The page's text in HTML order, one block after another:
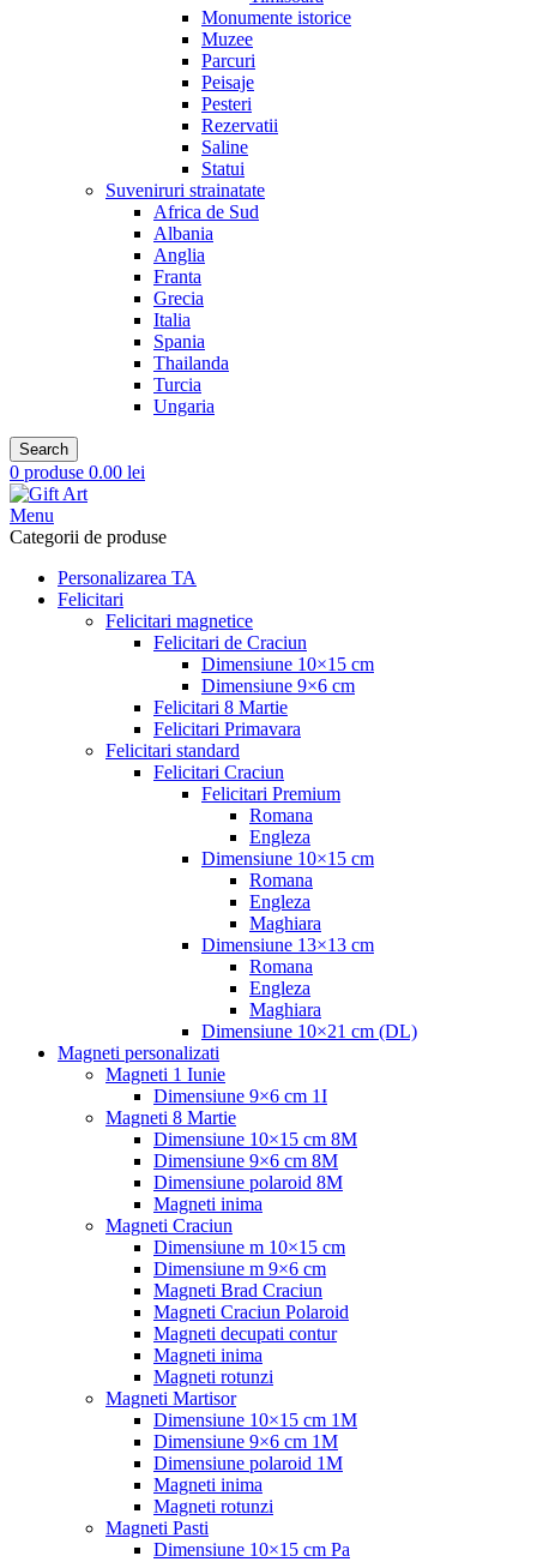
Monumente istorice
Muzee
Parcuri
Peisaje
Pesteri
Rezervatii
Saline
Statui
Suveniruri strainatate
Africa de Sud
Albania
Anglia
Franta
Grecia
Italia
Spania
Thailanda
Turcia
Ungaria
Search
0 produse 0.00 lei
Menu
Categorii de produse
Personalizarea TA
Felicitari
Felicitari magnetice
Felicitari de Craciun
Dimensiune 10×15 cm
Dimensiune 9×6 cm
Felicitari 8 Martie
Felicitari Primavara
Felicitari standard
Felicitari Craciun
Felicitari Premium
Romana
Engleza
Dimensiune 10×15 cm
Romana
Engleza
Maghiara
Dimensiune 13×13 cm
Romana
Engleza
Maghiara
Dimensiune 10×21 cm (DL)
Magneti personalizati
Magneti 1 Iunie
Dimensiune 9×6 cm 1I
Magneti 8 Martie
Dimensiune 10×15 cm 8M
Dimensiune 9×6 cm 8M
Dimensiune polaroid 8M
Magneti inima
Magneti Craciun
Dimensiune m 10×15 cm
Dimensiune m 9×6 cm
Magneti Brad Craciun
Magneti Craciun Polaroid
Magneti decupati contur
Magneti inima
Magneti rotunzi
Magneti Martisor
Dimensiune 10×15 cm 1M
Dimensiune 9×6 cm 1M
Dimensiune polaroid 1M
Magneti inima
Magneti rotunzi
Magneti Pasti
Dimensiune 10×15 cm Pa